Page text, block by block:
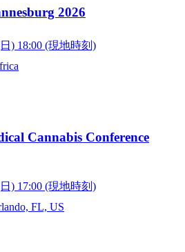
2026
) 18:00 (現地時刻)
Cannabis Conference
) 17:00 (現地時刻)
FL, US